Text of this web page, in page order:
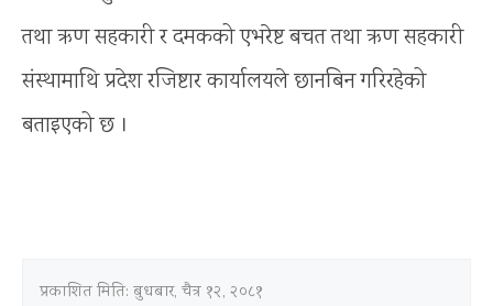
तथा ऋण सहकारी र दमकको एभरेष्ट बचत तथा ऋण सहकारी
संस्थामाथि प्रदेश रजिष्टार कार्यालयले छानबिन गरिरहेको
बताइएको छ ।
प्रकाशित मिति: बुधबार, चैत्र १२, २०८१